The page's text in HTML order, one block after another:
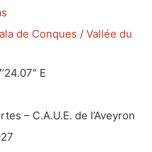
de Conques / Vallée du
E
– C.A.U.E. de l’Aveyron